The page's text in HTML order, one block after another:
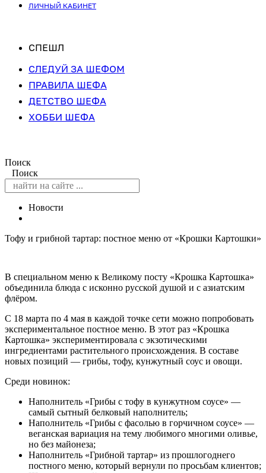
ЛИЧНЫЙ КАБИНЕТ
СПЕШЛ
СЛЕДУЙ ЗА ШЕФОМ
ПРАВИЛА ШЕФА
ДЕТСТВО ШЕФА
ХОББИ ШЕФА
Поиск
Поиск
Новости
Тофу и грибной тартар: постное меню от «Крошки Картошки»
В специальном меню к Великому посту «Крошка Картошка»
объединила блюда с исконно русской душой и с азиатским
флёром.
С 18 марта по 4 мая в каждой точке сети можно попробовать
экспериментальное постное меню. В этот раз «Крошка
Картошка» экспериментировала с экзотическими
ингредиентами растительного происхождения. В составе
новых позиций — грибы, тофу, кунжутный соус и овощи.
Среди новинок:
Наполнитель «Грибы с тофу в кунжутном соусе» —
самый сытный белковый наполнитель;
Наполнитель «Грибы с фасолью в горчичном соусе» —
веганская вариация на тему любимого многими оливье,
но без майонеза;
Наполнитель «Грибной тартар» из прошлогоднего
постного меню, который вернули по просьбам клиентов;